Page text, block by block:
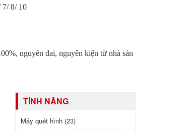
7/ 8/ 10
nguyên đai, nguyên kiện từ nhà sản
TÍNH NĂNG
Máy quét hình (23)